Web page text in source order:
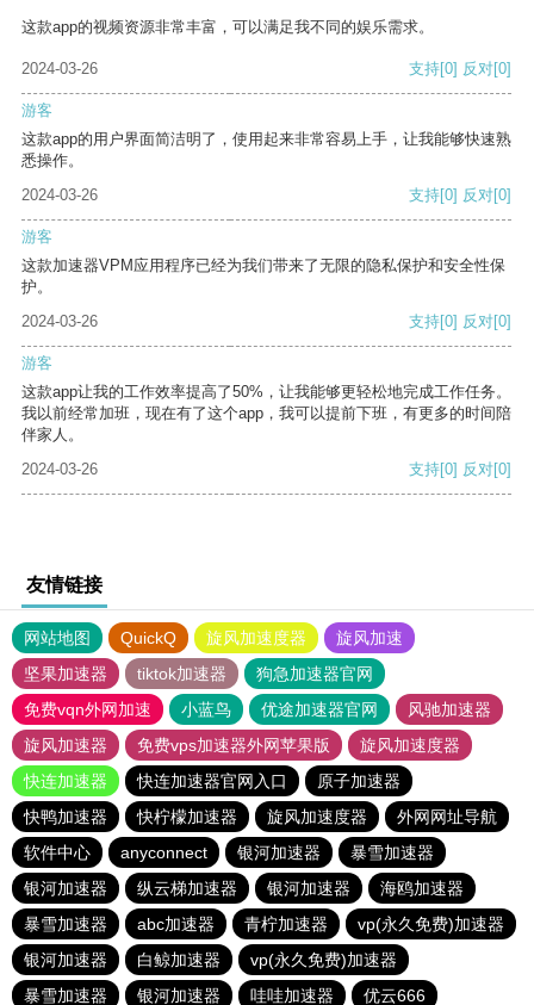
这款app的视频资源非常丰富，可以满足我不同的娱乐需求。
2024-03-26 支持[0] 反对[0]
游客
这款app的用户界面简洁明了，使用起来非常容易上手，让我能够快速熟
悉操作。
2024-03-26
支持[0] 反对[0]
游客
这款加速器VPM应用程序已经为我们带来了无限的隐私保护和安全性保
护。
2024-03-26
支持[0] 反对[0]
游客
这款app让我的工作效率提高了50%，让我能够更轻松地完成工作任务。
我以前经常加班，现在有了这个app，我可以提前下班，有更多的时间陪
伴家人。
2024-03-26
支持[0] 反对[0]
友情链接
网站地图 QuickQ 旋风加速度器
旋风加速
坚果加速器
tiktok加速器
狗急加速器官网
免费vqn外网加速
小蓝鸟 优途加速器官网
风驰加速器
旋风加速器
免费vps加速器外网苹果版
旋风加速度器
快连加速器
快连加速器官网入口
原子加速器
快鸭加速器
快柠檬加速器 旋风加速度器
外网网址导航
软件中心
anyconnect 银河加速器
暴雪加速器
银河加速器
纵云梯加速器 银河加速器
海鸥加速器
暴雪加速器
abc加速器 青柠加速器
vp(永久免费)加速器
银河加速器
白鲸加速器
vp(永久免费)加速器
暴雪加速器
银河加速器 哇哇加速器 优云666